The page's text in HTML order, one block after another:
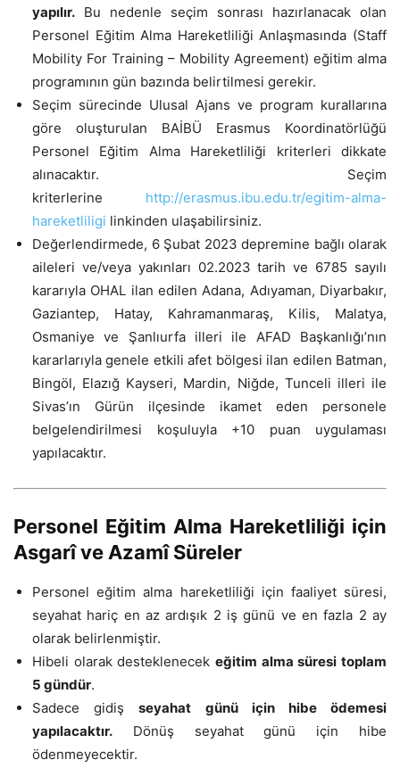
yapılır. Bu nedenle seçim sonrası hazırlanacak olan
Personel Eğitim Alma Hareketliliği Anlaşmasında (Staff
Mobility For Training – Mobility Agreement) eğitim alma
programının gün bazında belirtilmesi gerekir.
Seçim sürecinde Ulusal Ajans ve program kurallarına
göre oluşturulan BAİBÜ Erasmus Koordinatörlüğü
Personel Eğitim Alma Hareketliliği kriterleri dikkate
alınacaktır. Seçim
kriterlerine http://erasmus.ibu.edu.tr/egitim-alma-
hareketliligi linkinden ulaşabilirsiniz.
Değerlendirmede, 6 Şubat 2023 depremine bağlı olarak
aileleri ve/veya yakınları 02.2023 tarih ve 6785 sayılı
kararıyla OHAL ilan edilen Adana, Adıyaman, Diyarbakır,
Gaziantep, Hatay, Kahramanmaraş, Kilis, Malatya,
Osmaniye ve Şanlıurfa illeri ile AFAD Başkanlığı’nın
kararlarıyla genele etkili afet bölgesi ilan edilen Batman,
Bingöl, Elazığ Kayseri, Mardin, Niğde, Tunceli illeri ile
Sivas’ın Gürün ilçesinde ikamet eden personele
belgelendirilmesi koşuluyla +10 puan uygulaması
yapılacaktır.
Personel Eğitim Alma Hareketliliği için
Asgarî ve Azamî Süreler
Personel eğitim alma hareketliliği için faaliyet süresi,
seyahat hariç en az ardışık 2 iş günü ve en fazla 2 ay
olarak belirlenmiştir.
Hibeli olarak desteklenecek eğitim alma süresi toplam
5 gündür.
Sadece gidişseyahat günü için hibe ödemesi
yapılacaktır. Dönüş seyahat günü için hibe
ödenmeyecektir.